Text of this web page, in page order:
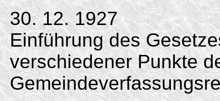
30. 12. 1927
Einführung des
verschiedener Punkte